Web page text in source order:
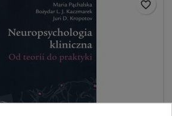
favorite_border